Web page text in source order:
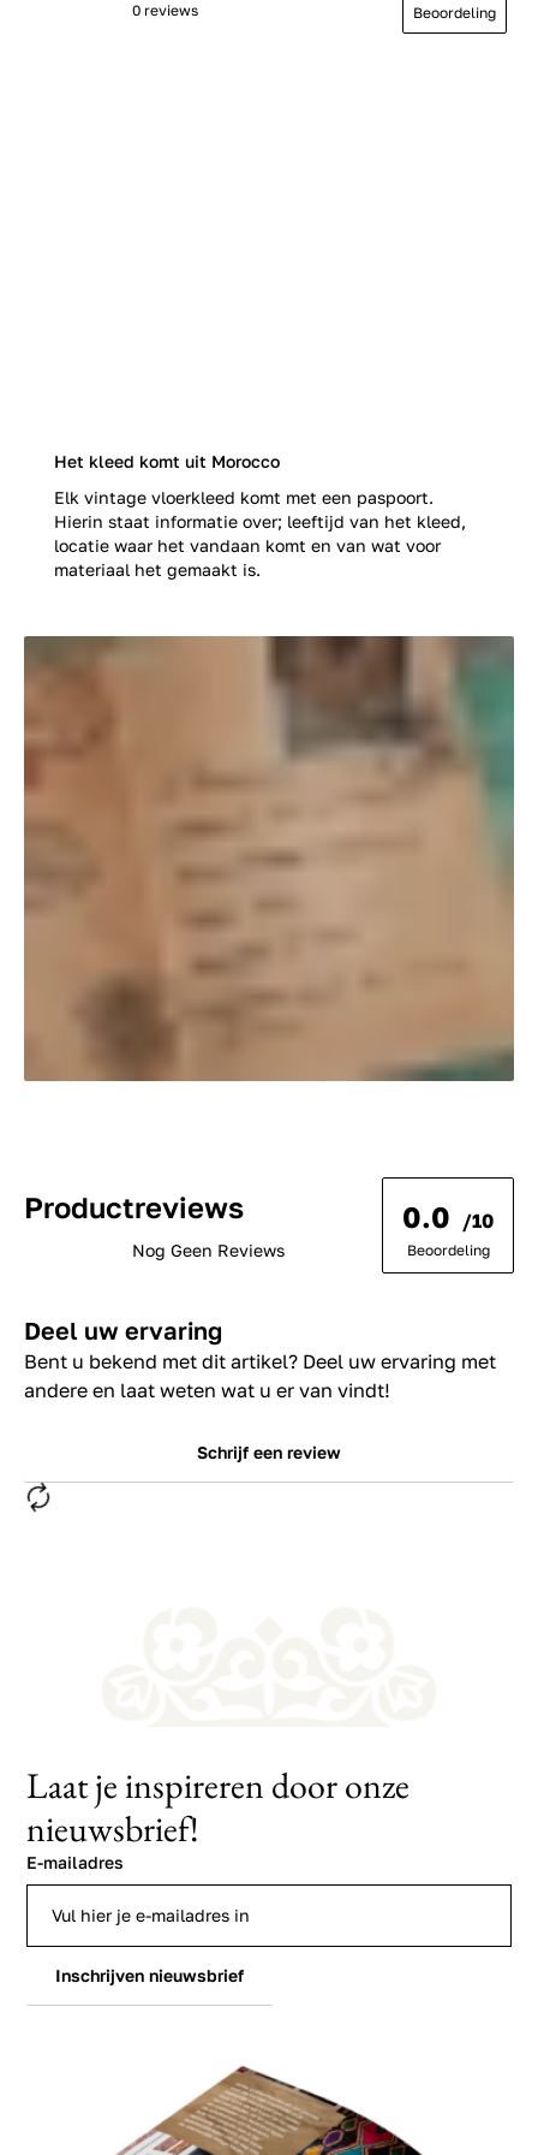
Het kleed komt uit Morocco
Elk vintage vloerkleed komt met een paspoort.
Hierin staat informatie over; leeftijd van het kleed,
locatie waar het vandaan komt en van wat voor
materiaal het gemaakt is.
0 reviews Beoordeling
Productreviews
Nog Geen Reviews
0.0 /10
Beoordeling
Deel uw ervaring
Bent u bekend met dit artikel? Deel uw ervaring met
andere en laat weten wat u er van vindt!
Schrijf een review
Laat je inspireren door onze
nieuwsbrief!
E-mailadres
Inschrijven nieuwsbrief